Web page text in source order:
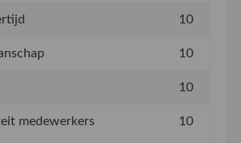
10
10
10
medewerkers 10